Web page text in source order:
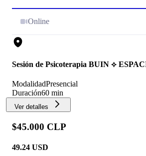
Online
Sesión de Psicoterapia BUIN ⟡
ModalidadPresencial
Duración60 min
Ver detalles
$45.000 CLP
49.24 USD